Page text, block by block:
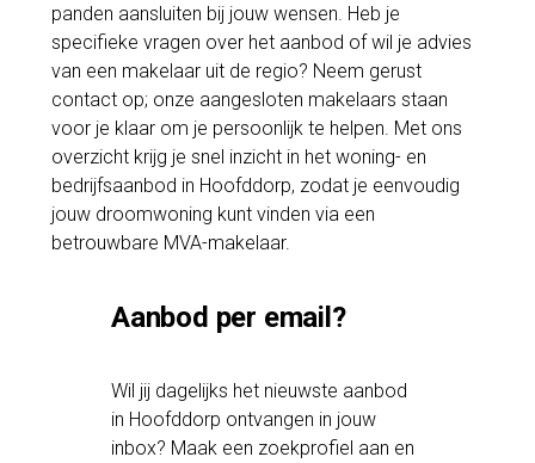
panden aansluiten bij jouw wensen. Heb je
specifieke vragen over het aanbod of wil je advies
van een makelaar uit de regio? Neem gerust
contact op; onze aangesloten makelaars staan
voor je klaar om je persoonlijk te helpen. Met ons
overzicht krijg je snel inzicht in het woning- en
bedrijfsaanbod in Hoofddorp, zodat je eenvoudig
jouw droomwoning kunt vinden via een
betrouwbare MVA-makelaar.
Aanbod per email?
Wil jij dagelijks het nieuwste aanbod
in Hoofddorp ontvangen in jouw
inbox? Maak een zoekprofiel aan en